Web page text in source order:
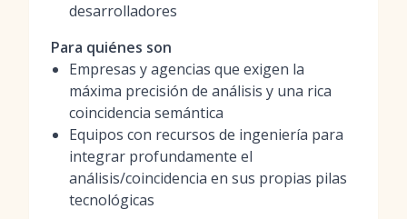
desarrolladores
Para quiénes son
Empresas y agencias que exigen la
máxima precisión de análisis y una rica
coincidencia semántica
Equipos con recursos de ingeniería para
integrar profundamente el
análisis/coincidencia en sus propias pilas
tecnológicas